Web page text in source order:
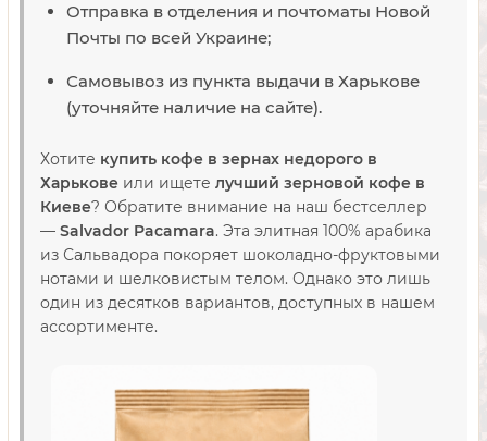
Отправка в отделения и почтоматы Новой
Почты по всей Украине;
Самовывоз из пункта выдачи в Харькове
(уточняйте наличие на сайте).
Хотите купить кофе в зернах недорого в
Харькове или ищете лучший зерновой кофе в
Киеве? Обратите внимание на наш бестселлер
— Salvador Pacamara. Эта элитная 100% арабика
из Сальвадора покоряет шоколадно-фруктовыми
нотами и шелковистым телом. Однако это лишь
один из десятков вариантов, доступных в нашем
ассортименте.